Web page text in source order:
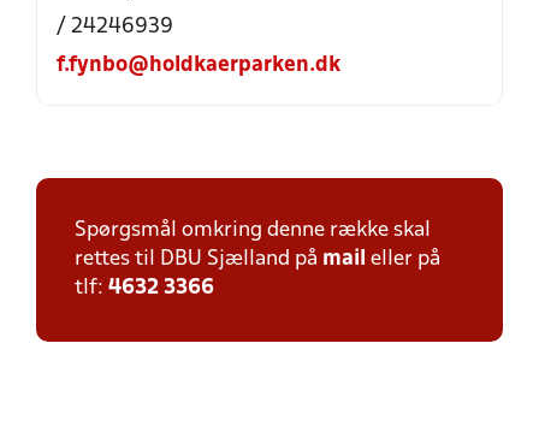
/ 24246939
f.fynbo@holdkaerparken.dk
Spørgsmål omkring denne række skal
rettes til DBU Sjælland på mail eller på
tlf: 4632 3366